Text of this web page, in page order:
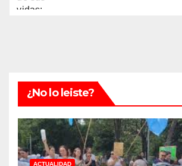
¿No lo leiste?
ACTUALIDAD